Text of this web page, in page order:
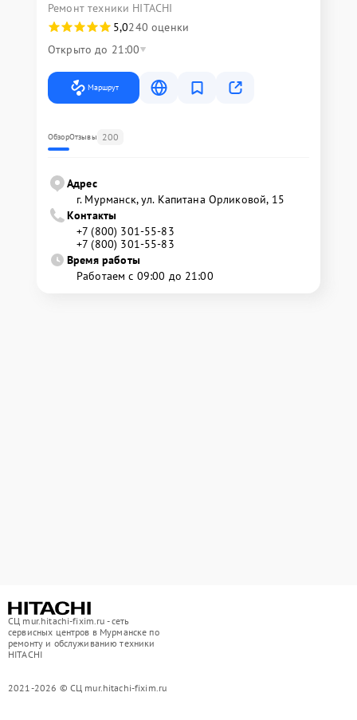
Ремонт техники HITACHI
5,0240 оценки
Открыто до 21:00
Маршрут
ОбзорОтзывы 200
Адрес
г. Мурманск, ул. Капитана Орликовой, 15
Контакты
+7 (800) 301-55-83
+7 (800) 301-55-83
Время работы
Работаем с 09:00 до 21:00
СЦ mur.hitachi-fixim.ru - сеть
сервисных центров в Мурманске по
ремонту и обслуживанию техники
HITACHI
2021-2026 © СЦ mur.hitachi-fixim.ru